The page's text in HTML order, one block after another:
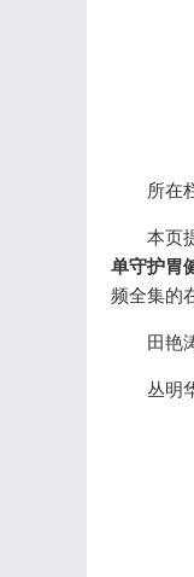
所在
本页
单守护胃
频全集的
田艳
丛明